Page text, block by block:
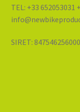
TEL: +33 652053031
SIRET: